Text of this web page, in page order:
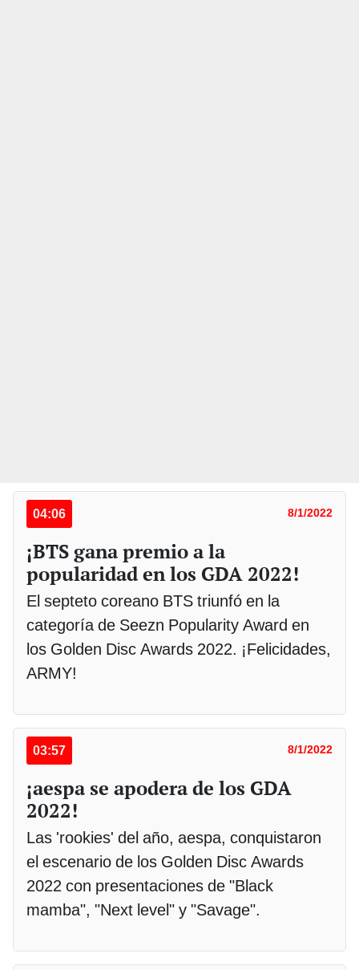
04:06 8/1/2022
¡BTS gana premio a la
popularidad en los GDA 2022!
El septeto coreano BTS triunfó en la
categoría de Seezn Popularity Award en
los Golden Disc Awards 2022. ¡Felicidades,
ARMY!
03:57 8/1/2022
¡aespa se apodera de los GDA
2022!
Las 'rookies' del año, aespa, conquistaron
el escenario de los Golden Disc Awards
2022 con presentaciones de "Black
mamba", "Next level" y "Savage".